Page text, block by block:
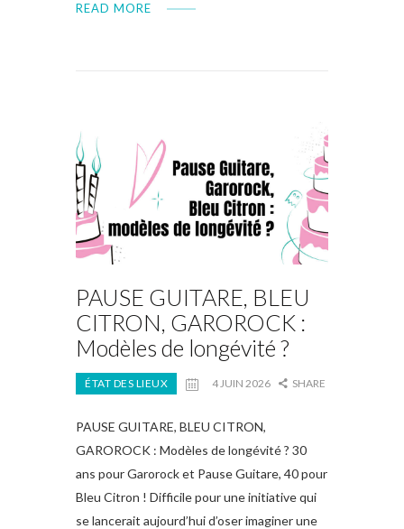
READ MORE
PAUSE GUITARE, BLEU
CITRON, GAROROCK :
Modèles de longévité ?
ÉTAT DES LIEUX 4 JUIN 2026 SHARE
PAUSE GUITARE, BLEU CITRON,
GAROROCK : Modèles de longévité ? 30
ans pour Garorock et Pause Guitare, 40 pour
Bleu Citron ! Difficile pour une initiative qui
se lancerait aujourd’hui d’oser imaginer une